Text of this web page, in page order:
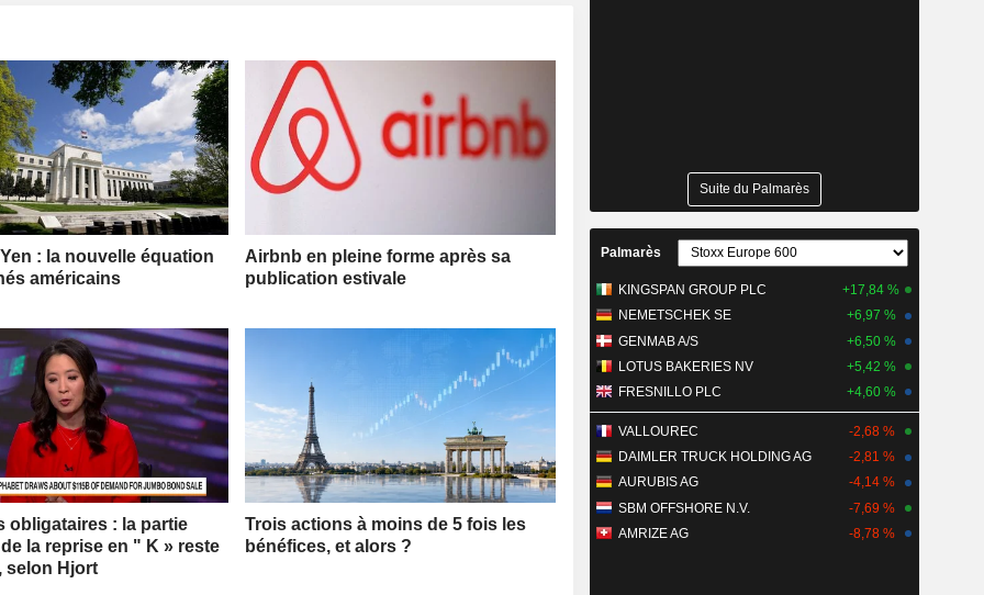
: la nouvelle équation
américains
Airbnb en pleine forme après sa
publication estivale
obligataires : la partie
la reprise en " K » reste
selon Hjort
Trois actions à moins de 5 fois les
bénéfices, et alors ?
Suite du Palmarès
Palmarès
KINGSPAN GROUP PLC
+17,84 %
NEMETSCHEK SE
+6,97 %
GENMAB A/S
+6,50 %
LOTUS BAKERIES NV
+5,42 %
FRESNILLO PLC
+4,60 %
VALLOUREC
-2,68 %
DAIMLER TRUCK HOLDING AG
-2,81 %
AURUBIS AG
-4,14 %
SBM OFFSHORE N.V.
-7,69 %
AMRIZE AG
-8,78 %